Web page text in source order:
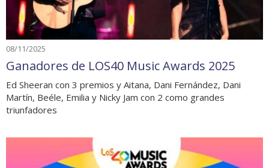
08/11/2025
Ganadores de LOS40 Music Awards 2025
Ed Sheeran con 3 premios y Aitana, Dani Fernández, Dani
Martín, Beéle, Emilia y Nicky Jam con 2 como grandes
triunfadores